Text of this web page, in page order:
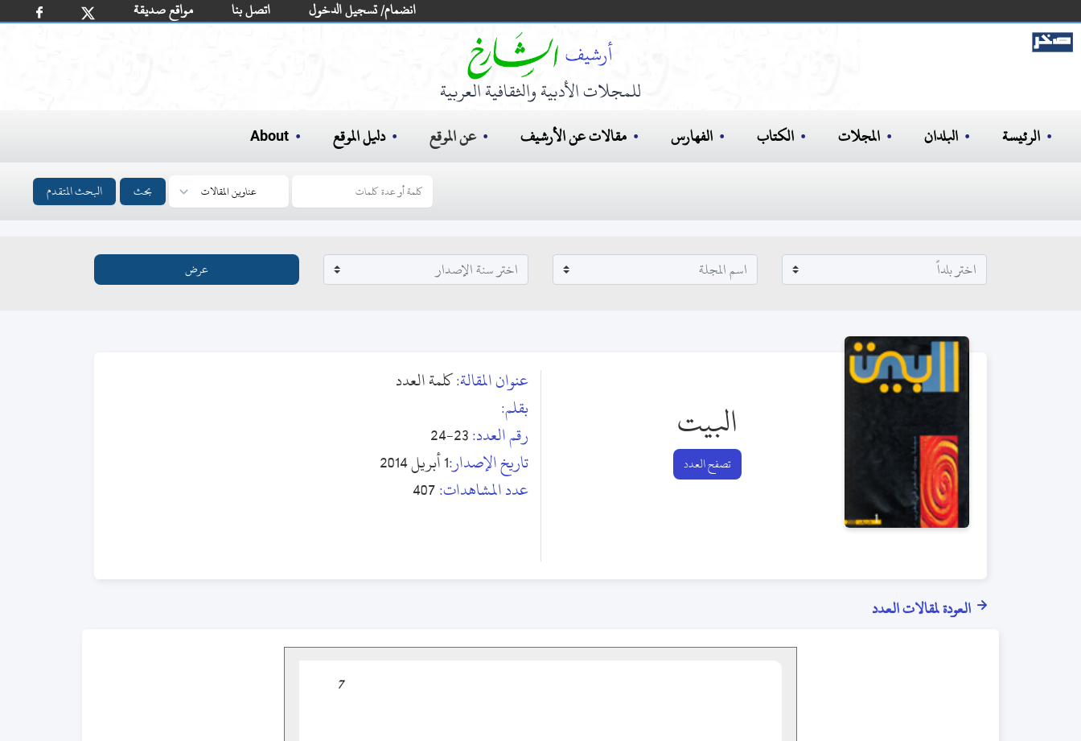
مواقع صديقة اتصل بنا انضمام/ تسجيل الدخول
للمجلات الأدبية والثقافية العربية
الرئيسة البلدان المجلات الكتاب الفهارس مقالات عن الأرشيف عن الموقع دليل الموقع About
بحث البحث المتقدم
البيت
تصفح العدد
عنوان المقالة:كلمة العدد
بقلم:
رقم العدد:23-24
تاريخ الإصدار:1 أبريل 2014
عدد المشاهدات:407
العودة لمقالات العدد